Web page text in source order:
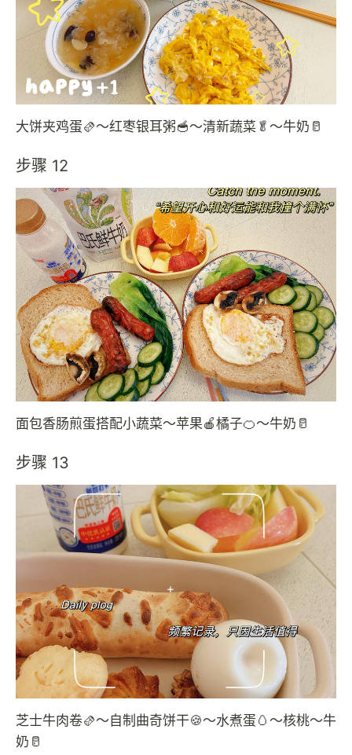
大饼夹鸡蛋🫔～红枣银耳粥🥣～清新蔬菜🥬～牛奶🥛
步骤 12
面包香肠煎蛋搭配小蔬菜～苹果🍎橘子🍊～牛奶🥛
步骤 13
芝士牛肉卷🫔～自制曲奇饼干🍪～水煮蛋🥚～核桃～牛
奶🥛